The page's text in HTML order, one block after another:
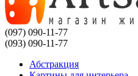
(097) 090-11-77
(093) 090-11-77
Абстракция